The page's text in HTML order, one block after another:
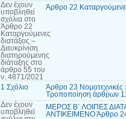
Δεν έχουν
υποβληθεί
σχόλια στο
Άρθρο 22
Καταργούμενες
διατάξεις –
Διευκρίνιση
διατηρούμενης
διάταξης στο
άρθρο 55 του
ν. 4871/2021
Άρθρο 22
1 Σχόλιο
Άρθρο 23 Νομοτεχνικές
Τροποποίηση άρθρων
Δεν έχουν
υποβληθεί
ΜΕΡΟΣ Β΄ ΛΟΙΠΕΣ
ΑΝΤΙΚΕΙΜΕΝΟ Άρθρο